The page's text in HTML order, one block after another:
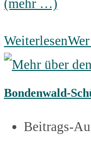
(mehr …)
Weiterlesen
Bondenwald-
Beitrags-